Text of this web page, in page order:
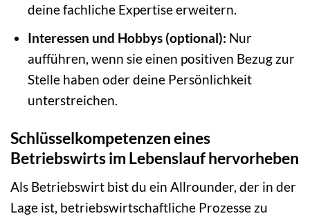
deine fachliche Expertise erweitern.
Interessen und Hobbys (optional): Nur
aufführen, wenn sie einen positiven Bezug zur
Stelle haben oder deine Persönlichkeit
unterstreichen.
Schlüsselkompetenzen eines
Betriebswirts im Lebenslauf hervorheben
Als Betriebswirt bist du ein Allrounder, der in der
Lage ist, betriebswirtschaftliche Prozesse zu